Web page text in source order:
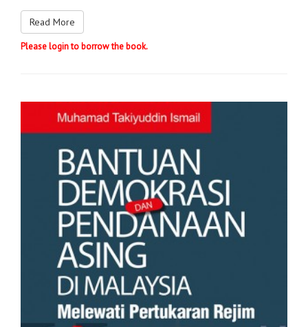
Read More
Please login to borrow the book.